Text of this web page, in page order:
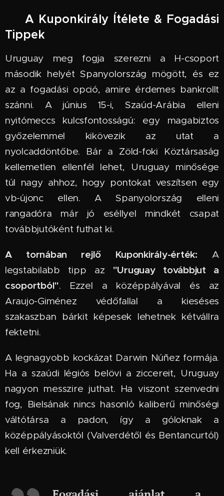
🔮 A Kuponkirály Ítélete & Fogadási
Tippek
Uruguay meg fogja szerezni a H-csoport
második helyét Spanyolország mögött, és ez
az a fogadási opció, amire érdemes bankrollt
szánni. A június 15-i, Szaúd-Arábia elleni
nyitómeccs kulcsfontosságú: egy magabiztos
győzelemmel kikövezik az utat a
nyolcaddöntőbe. Bár a Zöld-foki Köztársaság
kellemetlen ellenfél lehet, Uruguay minősége
túl nagy ahhoz, hogy pontokat veszítsen egy
vb-újonc ellen. A Spanyolország elleni
rangadóra már jó eséllyel mindkét csapat
továbbjutóként futhat ki.
A tornában rejlő Kuponkirály-érték: A
legstabilabb tipp az "Uruguay továbbjut a
csoportból". Ezzel a középpályával és az
Araujo-Giménez védőfallal a kieséses
szakaszban bárkit képesek lehetnek kétvállra
fektetni.
A legnagyobb kockázat Darwin Núñez formája.
Ha a szaúdi légiós belövi a ziccereit, Uruguay
nagyon messzire juthat. Ha viszont szenvedni
fog, Bielsának nincs hasonló kaliberű minőségi
váltótársa a padon, így a góloknak a
középpályásoktól (Valverdétől és Bentancurtól)
kell érkezniük.